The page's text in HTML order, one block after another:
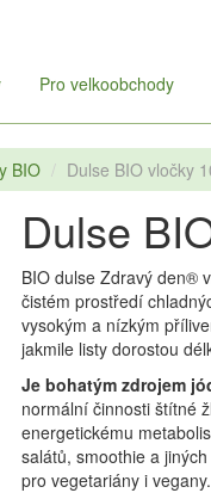
Pro velkoobchody
BIO Dulse BIO vločky
Dulse
BIO dulse Zdravý den®
čistém prostředí
vysokým a nízkým
jakmile listy dorostou
Je bohatým zdrojem
normální činnosti štítné
energetickému
salátů, smoothie a
pro vegetariány i vegany.